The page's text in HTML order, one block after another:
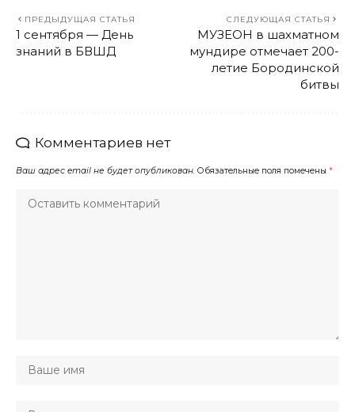
ПРЕДЫДУЩАЯ СТАТЬЯ
1 сентября — День
знаний в БВШД
СЛЕДУЮЩАЯ СТАТЬЯ
МУЗЕОН в шахматном
мундире отмечает 200-
летие Бородинской
битвы
Комментариев нет
Ваш адрес email не будет опубликован. Обязательные поля помечены *